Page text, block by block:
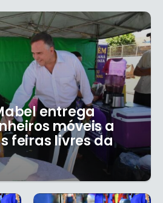
entrega
móveis a
feiras livres da